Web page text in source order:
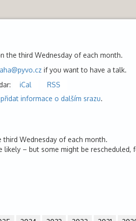
the third Wednesday of each month.
if you want to have a talk.
iCal
RSS
přidat informace o dalším srazu.
Wednesday of each month.
– but some might be rescheduled,